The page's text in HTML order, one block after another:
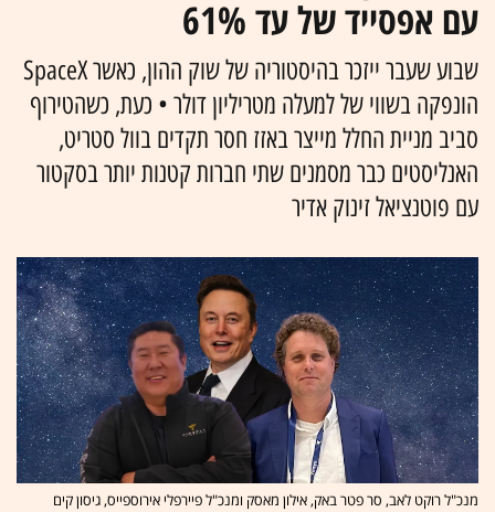
עם אפסייד של עד 61%
שבוע שעבר ייזכר בהיסטוריה של שוק ההון, כאשר SpaceX
הונפקה בשווי של למעלה מטריליון דולר • כעת, כשהטירוף
סביב מניית החלל מייצר באזז חסר תקדים בוול סטריט,
האנליסטים כבר מסמנים שתי חברות קטנות יותר בסקטור
עם פוטנציאל זינוק אדיר
מנכ"ל רוקט לאב, סר פטר באק, אילון מאסק ומנכ"ל פיירפלי אירוספייס, גיסון קים